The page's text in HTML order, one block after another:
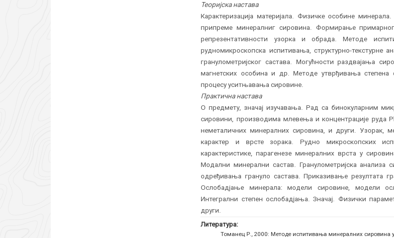
Теоријска настава
Карактеризација материјала. Физичке особине
припреме минералниг сировина. Формирање
репрезентативности узорка и обрада. Методе
рудномикроскопска испитивања, структурно-
гранулометријског састава. Могућности раздвајања
магнетских особина и др. Методе утврђивања
процесу уситњавања сировине.
Практична настава
О предмету, значај изучавања. Рад са бинокуларним
сировини, производима млевења и концентрације руда
неметаличних минералних сировина, и други. Узорак,
карактер и врсте зорака. Рудно микроскопских
карактеристике, парагенезе минералних врста у
Модални минерални састав. Гранулометријска анализа
одређивања грануло састава. Приказивање резултата
Ослобадјање минерала: модели сировине, модели
Интегрални степен ослобадјања. Значај. Физички
други.
Литература:
Томанец Р., 2000: Методе испитивања минералних